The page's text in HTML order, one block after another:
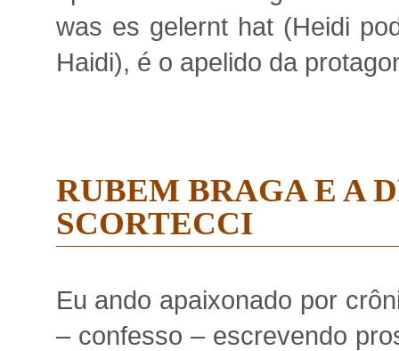
was es gelernt hat (Heidi
Haidi), é o apelido da
RUBEM BRAGA E A
SCORTECCI
Eu ando apaixonado por
– confesso – escrevendo